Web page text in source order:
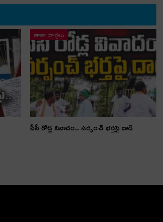
తాజా వార్తలు
సీసీ రోడ్ల వివాదం.. స‌ర్పంచ్ భ‌ర్త‌పై దాడి